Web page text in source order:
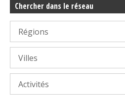
Chercher dans le réseau